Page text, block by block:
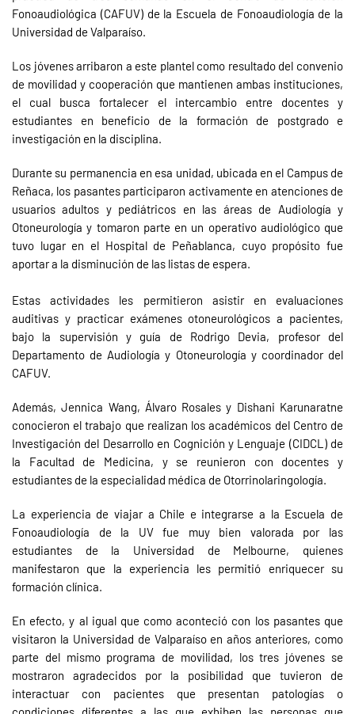
Fonoaudiológica (CAFUV) de la Escuela de Fonoaudiología de la
Universidad de Valparaíso.
Los jóvenes arribaron a este plantel como resultado del convenio
de movilidad y cooperación que mantienen ambas instituciones,
el cual busca fortalecer el intercambio entre docentes y
estudiantes en beneficio de la formación de postgrado e
investigación en la disciplina.
Durante su permanencia en esa unidad, ubicada en el Campus de
Reñaca, los pasantes participaron activamente en atenciones de
usuarios adultos y pediátricos en las áreas de Audiología y
Otoneurología y tomaron parte en un operativo audiológico que
tuvo lugar en el Hospital de Peñablanca, cuyo propósito fue
aportar a la disminución de las listas de espera.
Estas actividades les permitieron asistir en evaluaciones
auditivas y practicar exámenes otoneurológicos a pacientes,
bajo la supervisión y guía de Rodrigo Devia, profesor del
Departamento de Audiología y Otoneurología y coordinador del
CAFUV.
Además, Jennica Wang, Álvaro Rosales y Dishani Karunaratne
conocieron el trabajo que realizan los académicos del Centro de
Investigación del Desarrollo en Cognición y Lenguaje (CIDCL) de
la Facultad de Medicina, y se reunieron con docentes y
estudiantes de la especialidad médica de Otorrinolaringología.
La experiencia de viajar a Chile e integrarse a la Escuela de
Fonoaudiología de la UV fue muy bien valorada por las
estudiantes de la Universidad de Melbourne, quienes
manifestaron que la experiencia les permitió enriquecer su
formación clínica.
En efecto, y al igual que como aconteció con los pasantes que
visitaron la Universidad de Valparaíso en años anteriores, como
parte del mismo programa de movilidad, los tres jóvenes se
mostraron agradecidos por la posibilidad que tuvieron de
interactuar con pacientes que presentan patologías o